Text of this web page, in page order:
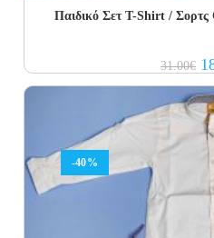
Παιδικό Σετ Τ-Shirt /
31.00€
-40%